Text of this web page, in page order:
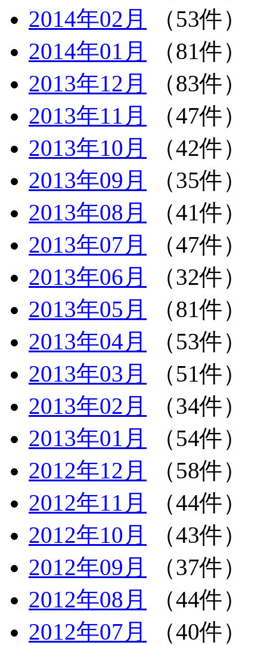
2014年02月
（53件）
2014年01月
（81件）
2013年12月
（83件）
2013年11月
（47件）
2013年10月
（42件）
2013年09月
（35件）
2013年08月
（41件）
2013年07月
（47件）
2013年06月
（32件）
2013年05月
（81件）
2013年04月
（53件）
2013年03月
（51件）
2013年02月
（34件）
2013年01月
（54件）
2012年12月
（58件）
2012年11月
（44件）
2012年10月
（43件）
2012年09月
（37件）
2012年08月
（44件）
2012年07月
（40件）